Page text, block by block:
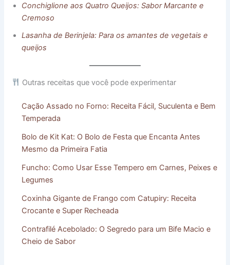
Conchiglione aos Quatro Queijos: Sabor Marcante e
Cremoso
Lasanha de Berinjela: Para os amantes de vegetais e
queijos
Outras receitas que você pode experimentar
Cação Assado no Forno: Receita Fácil, Suculenta e Bem
Temperada
Bolo de Kit Kat: O Bolo de Festa que Encanta Antes
Mesmo da Primeira Fatia
Funcho: Como Usar Esse Tempero em Carnes, Peixes e
Legumes
Coxinha Gigante de Frango com Catupiry: Receita
Crocante e Super Recheada
Contrafilé Acebolado: O Segredo para um Bife Macio e
Cheio de Sabor